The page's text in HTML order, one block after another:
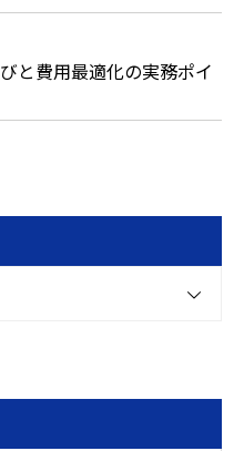
と費用最適化の実務ポイ